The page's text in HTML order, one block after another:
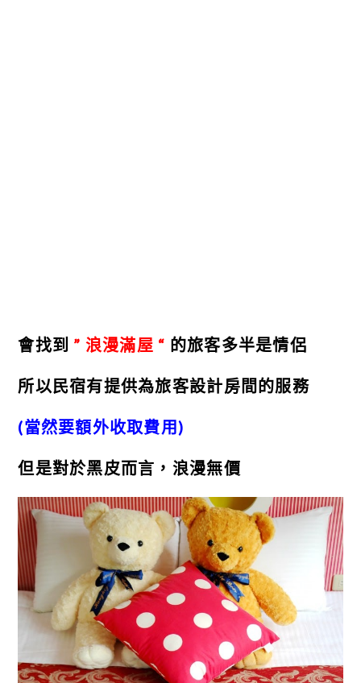
會找到 ” 浪漫滿屋 “ 的旅客多半是情侶
所以民宿有提供為旅客設計房間的服務
(當然要額外收取費用)
但是對於黑皮而言，浪漫無價